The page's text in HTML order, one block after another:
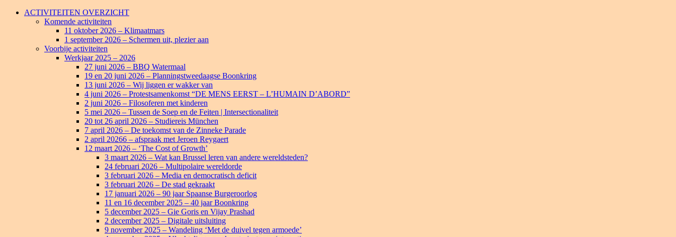
ACTIVITEITEN OVERZICHT
Komende activiteiten
11 oktober 2026 – Klimaatmars
1 september 2026 – Schermen uit, plezier aan
Voorbije activiteiten
Werkjaar 2025 – 2026
27 juni 2026 – BBQ Watermaal
19 en 20 juni 2026 – Planningstweedaagse Boonkring
13 juni 2026 – Wij liggen er wakker van
4 juni 2026 – Protestsamenkomst “DE MENS EERST – L’HUMAIN D’ABORD”
2 juni 2026 – Filosoferen met kinderen
5 mei 2026 – Tussen de Soep en de Feiten | Intersectionaliteit
20 tot 26 april 2026 – Studiereis München
7 april 2026 – De toekomst van de Zinneke Parade
2 april 20266 – afspraak met Jeroen Reygaert
12 maart 2026 – ‘The Cost of Growth’
3 maart 2026 – Wat kan Brussel leren van andere wereldsteden?
24 februari 2026 – Multipolaire wereldorde
3 februari 2026 – Media en democratisch deficit
3 februari 2026 – De stad gekraakt
17 januari 2026 – 90 jaar Spaanse Burgeroorlog
11 en 16 december 2025 – 40 jaar Boonkring
5 december 2025 – Gie Goris en Vijay Prashad
2 december 2025 – Digitale uitsluiting
9 november 2025 – Wandeling ‘Met de duivel tegen armoede’